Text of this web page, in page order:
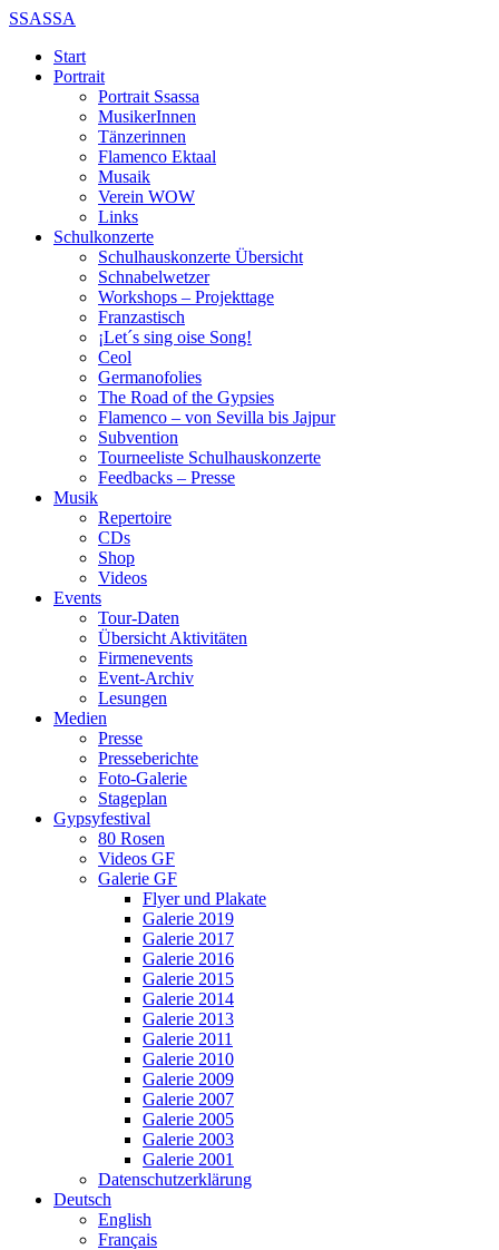
SSASSA
Start
Portrait
Portrait Ssassa
MusikerInnen
Tänzerinnen
Flamenco Ektaal
Musaik
Verein WOW
Links
Schulkonzerte
Schulhauskonzerte Übersicht
Schnabelwetzer
Workshops – Projekttage
Franzastisch
¡Let´s sing oise Song!
Ceol
Germanofolies
The Road of the Gypsies
Flamenco – von Sevilla bis Jajpur
Subvention
Tourneeliste Schulhauskonzerte
Feedbacks – Presse
Musik
Repertoire
CDs
Shop
Videos
Events
Tour-Daten
Übersicht Aktivitäten
Firmenevents
Event-Archiv
Lesungen
Medien
Presse
Presseberichte
Foto-Galerie
Stageplan
Gypsyfestival
80 Rosen
Videos GF
Galerie GF
Flyer und Plakate
Galerie 2019
Galerie 2017
Galerie 2016
Galerie 2015
Galerie 2014
Galerie 2013
Galerie 2011
Galerie 2010
Galerie 2009
Galerie 2007
Galerie 2005
Galerie 2003
Galerie 2001
Datenschutzerklärung
Deutsch
English
Français